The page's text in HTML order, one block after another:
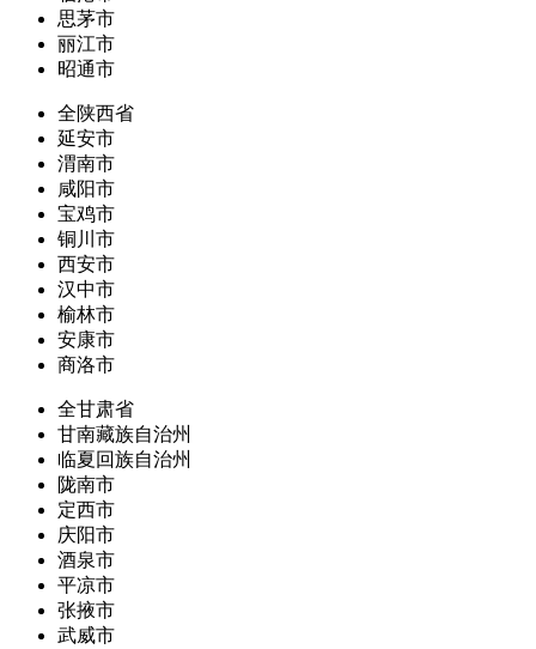
思茅市
丽江市
昭通市
全陕西省
延安市
渭南市
咸阳市
宝鸡市
铜川市
西安市
汉中市
榆林市
安康市
商洛市
全甘肃省
甘南藏族自治州
临夏回族自治州
陇南市
定西市
庆阳市
酒泉市
平凉市
张掖市
武威市